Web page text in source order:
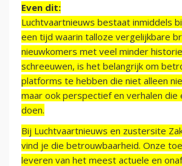
Even dit:
Luchtvaartnieuws bestaat inmiddels
een tijd waarin talloze vergelijkbare
nieuwkomers met veel minder
schreeuwen, is het belangrijk om
platforms te hebben die niet alleen
maar ook perspectief en verhalen die
doen.
Bij Luchtvaartnieuws en zustersite
vind je die betrouwbaarheid. Onze
leveren van het meest actuele en